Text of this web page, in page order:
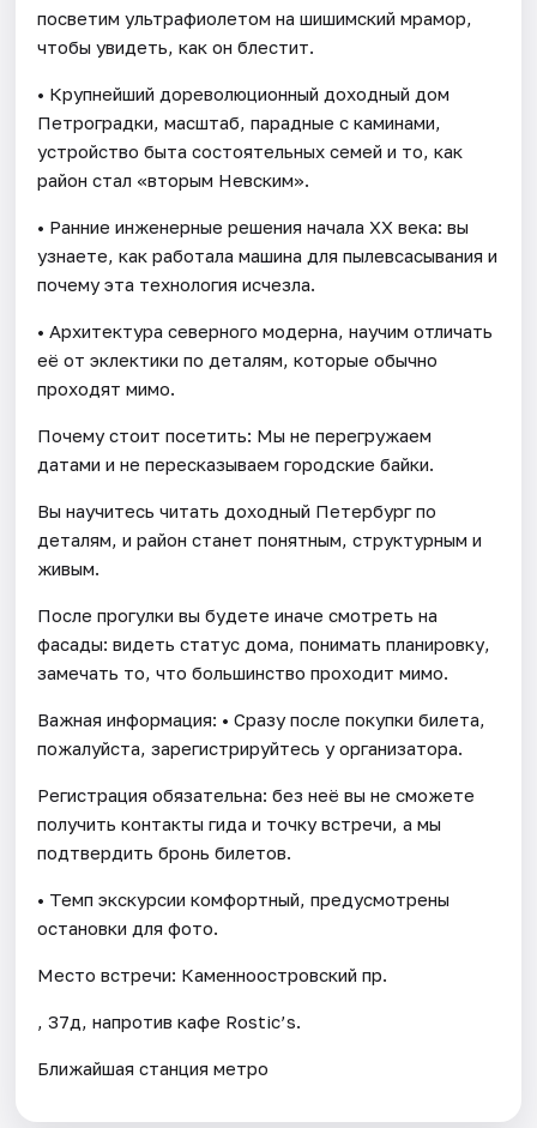
посветим ультрафиолетом на шишимский мрамор,
чтобы увидеть, как он блестит.
• Крупнейший дореволюционный доходный дом
Петроградки, масштаб, парадные с каминами,
устройство быта состоятельных семей и то, как
район стал «вторым Невским».
• Ранние инженерные решения начала XX века: вы
узнаете, как работала машина для пылевсасывания и
почему эта технология исчезла.
• Архитектура северного модерна, научим отличать
её от эклектики по деталям, которые обычно
проходят мимо.
Почему стоит посетить: Мы не перегружаем
датами и не пересказываем городские байки.
Вы научитесь читать доходный Петербург по
деталям, и район станет понятным, структурным и
живым.
После прогулки вы будете иначе смотреть на
фасады: видеть статус дома, понимать планировку,
замечать то, что большинство проходит мимо.
Важная информация: • Сразу после покупки билета,
пожалуйста, зарегистрируйтесь у организатора.
Регистрация обязательна: без неё вы не сможете
получить контакты гида и точку встречи, а мы
подтвердить бронь билетов.
• Темп экскурсии комфортный, предусмотрены
остановки для фото.
Место встречи: Каменноостровский пр.
, 37д, напротив кафе Rostic’s.
Ближайшая станция метро